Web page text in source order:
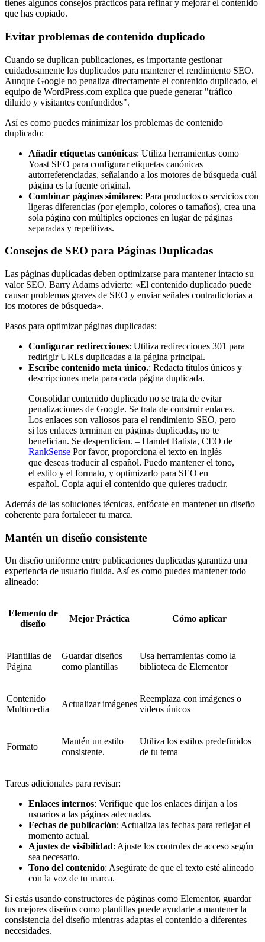
tienes algunos consejos prácticos para refinar y mejorar el contenido
que has copiado.
Evitar problemas de contenido duplicado
Cuando se duplican publicaciones, es importante gestionar
cuidadosamente los duplicados para mantener el rendimiento SEO.
Aunque Google no penaliza directamente el contenido duplicado, el
equipo de WordPress.com explica que puede generar "tráfico
diluido y visitantes confundidos".
Así es como puedes minimizar los problemas de contenido
duplicado:
Añadir etiquetas canónicas: Utiliza herramientas como
Yoast SEO para configurar etiquetas canónicas
autorreferenciadas, señalando a los motores de búsqueda cuál
página es la fuente original.
Combinar páginas similares: Para productos o servicios con
ligeras diferencias (por ejemplo, colores o tamaños), crea una
sola página con múltiples opciones en lugar de páginas
separadas y repetitivas.
Consejos de SEO para Páginas Duplicadas
Las páginas duplicadas deben optimizarse para mantener intacto su
valor SEO. Barry Adams advierte: «El contenido duplicado puede
causar problemas graves de SEO y enviar señales contradictorias a
los motores de búsqueda».
Pasos para optimizar páginas duplicadas:
Configurar redirecciones: Utiliza redirecciones 301 para
redirigir URLs duplicadas a la página principal.
Escribe contenido meta único.: Redacta títulos únicos y
descripciones meta para cada página duplicada.
Consolidar contenido duplicado no se trata de evitar
penalizaciones de Google. Se trata de construir enlaces.
Los enlaces son valiosos para el rendimiento SEO, pero
si los enlaces terminan en páginas duplicadas, no te
benefician. Se desperdician. – Hamlet Batista, CEO de
RankSense Por favor, proporciona el texto en inglés
que deseas traducir al español. Puedo mantener el tono,
el estilo y el formato, y optimizarlo para SEO en
español. Copia aquí el contenido que quieres traducir.
Además de las soluciones técnicas, enfócate en mantener un diseño
coherente para fortalecer tu marca.
Mantén un diseño consistente
Un diseño uniforme entre publicaciones duplicadas garantiza una
experiencia de usuario fluida. Así es como puedes mantener todo
alineado:
Elemento de
diseño
Mejor Práctica Cómo aplicar
Plantillas de
Página
Guardar diseños
como plantillas
Usa herramientas como la
biblioteca de Elementor
Contenido
Multimedia
Actualizar imágenes
Reemplaza con imágenes o
videos únicos
Formato
Mantén un estilo
consistente.
Utiliza los estilos predefinidos
de tu tema
Tareas adicionales para revisar:
Enlaces internos: Verifique que los enlaces dirijan a los
usuarios a las páginas adecuadas.
Fechas de publicación: Actualiza las fechas para reflejar el
momento actual.
Ajustes de visibilidad: Ajuste los controles de acceso según
sea necesario.
Tono del contenido: Asegúrate de que el texto esté alineado
con la voz de tu marca.
Si estás usando constructores de páginas como Elementor, guardar
tus mejores diseños como plantillas puede ayudarte a mantener la
consistencia del diseño mientras adaptas el contenido a diferentes
necesidades.